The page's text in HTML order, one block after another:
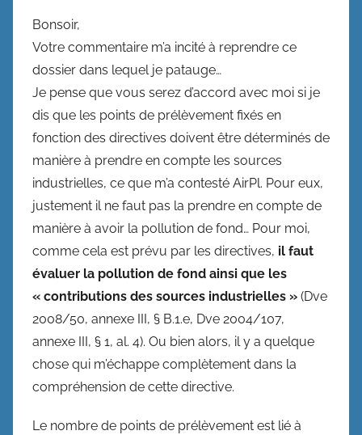
Bonsoir,
Votre commentaire m’a incité à reprendre ce
dossier dans lequel je patauge…
Je pense que vous serez d’accord avec moi si je
dis que les points de prélèvement fixés en
fonction des directives doivent être déterminés de
manière à prendre en compte les sources
industrielles, ce que m’a contesté AirPl. Pour eux,
justement il ne faut pas la prendre en compte de
manière à avoir la pollution de fond… Pour moi,
comme cela est prévu par les directives, il faut
évaluer la pollution de fond ainsi que les
« contributions des sources industrielles » (Dve
2008/50, annexe III, § B.1.e, Dve 2004/107,
annexe III, § 1, al. 4). Ou bien alors, il y a quelque
chose qui m’échappe complètement dans la
compréhension de cette directive.
Le nombre de points de prélèvement est lié à